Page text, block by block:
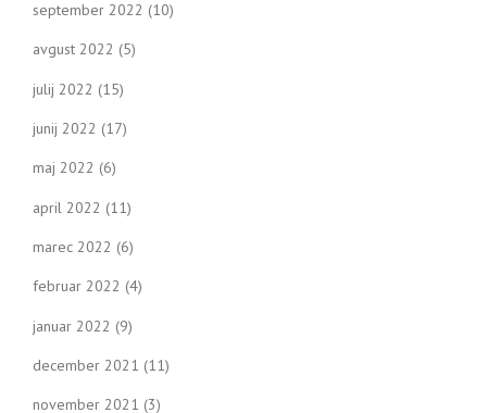
september 2022 (10)
avgust 2022 (5)
julij 2022 (15)
junij 2022 (17)
maj 2022 (6)
april 2022 (11)
marec 2022 (6)
februar 2022 (4)
januar 2022 (9)
december 2021 (11)
november 2021 (3)